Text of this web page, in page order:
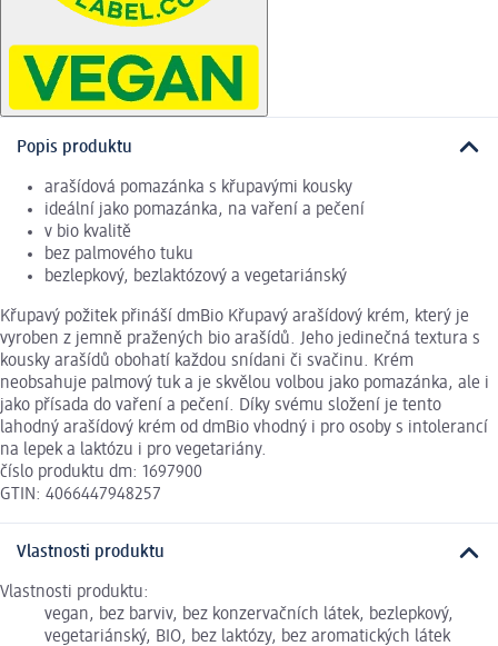
Popis produktu
arašídová pomazánka s křupavými kousky
ideální jako pomazánka, na vaření a pečení
v bio kvalitě
bez palmového tuku
bezlepkový, bezlaktózový a vegetariánský
Křupavý požitek přináší dmBio Křupavý arašídový krém, který je
vyroben z jemně pražených bio arašídů. Jeho jedinečná textura s
kousky arašídů obohatí každou snídani či svačinu. Krém
neobsahuje palmový tuk a je skvělou volbou jako pomazánka, ale i
jako přísada do vaření a pečení. Díky svému složení je tento
lahodný arašídový krém od dmBio vhodný i pro osoby s intolerancí
na lepek a laktózu i pro vegetariány.
číslo produktu dm: 1697900
GTIN: 4066447948257
Vlastnosti produktu
Vlastnosti produktu:
vegan, bez barviv, bez konzervačních látek, bezlepkový,
vegetariánský, BIO, bez laktózy, bez aromatických látek